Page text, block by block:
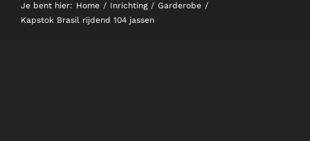
Tenten
Je bent hier: Home Inrichting
Garderobe
Kapstok Brasil rijdend 104 jassen